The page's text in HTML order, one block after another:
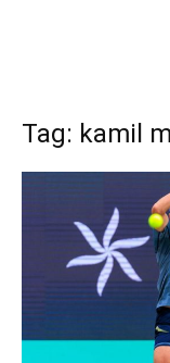
Tag: kamil